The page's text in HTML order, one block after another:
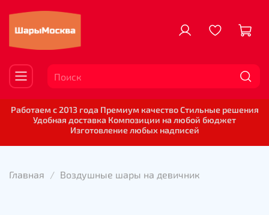
Работаем с 2013 года Премиум качество Стильные решения
Удобная доставка Композиции на любой бюджет
Изготовление любых надписей
Главная Воздушные шары на девичник